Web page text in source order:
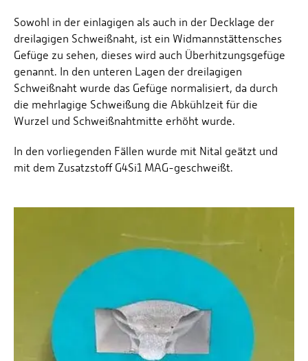
Sowohl in der einlagigen als auch in der Decklage der
dreilagigen Schweißnaht, ist ein Widmannstättensches
Gefüge zu sehen, dieses wird auch Überhitzungsgefüge
genannt. In den unteren Lagen der dreilagigen
Schweißnaht wurde das Gefüge normalisiert, da durch
die mehrlagige Schweißung die Abkühlzeit für die
Wurzel und Schweißnahtmitte erhöht wurde.
In den vorliegenden Fällen wurde mit Nital geätzt und
mit dem Zusatzstoff G4Si1 MAG-geschweißt.